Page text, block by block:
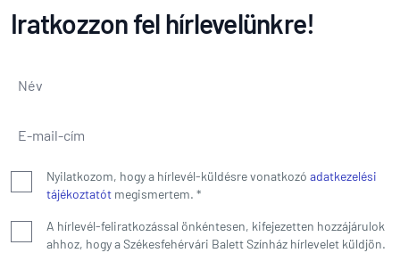
Iratkozzon fel hírlevelünkre!
Név
E-mail-cím
Nyilatkozom, hogy a hírlevél-küldésre vonatkozó adatkezelési
tájékoztatót megismertem. *
A hírlevél-feliratkozással önkéntesen, kifejezetten hozzájárulok
ahhoz, hogy a Székesfehérvári Balett Színház hírlevelet küldjön.